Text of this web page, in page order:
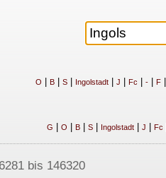
O B| S| Ingolstadt| J Fc -| F|
G O B| S| Ingolstadt| J Fc
bis 146320